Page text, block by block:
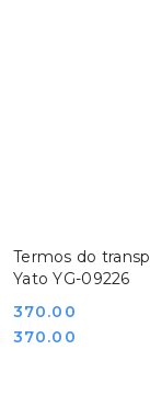
Termos do
Yato YG-09226
Cena:
370.00
Cena:
370.00